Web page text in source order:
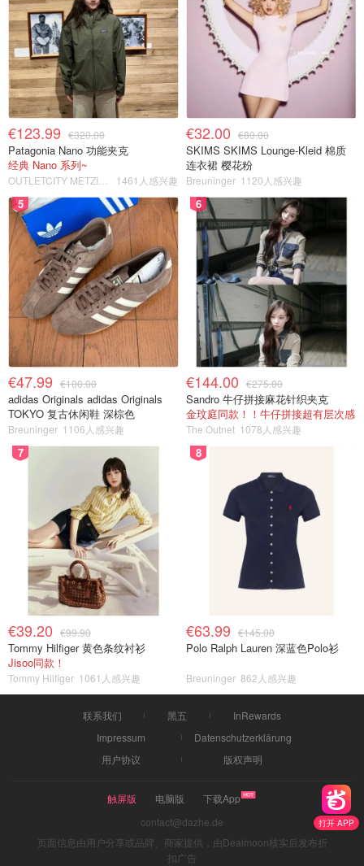
打开 APP
€123.99 €320.00
Patagonia Nano 功能夹克
经典 Nano 系列~
1461人感兴趣
€32.00 €80.00
SKIMS SKIMS Lounge-Kleid 棉质
连衣裙 樱花粉
Breuninger 1120人感兴趣
5
€47.99 €100.00
adidas Originals adidas Originals
TOKYO 复古休闲鞋 深棕色
Breuninger 1106人感兴趣
6
€144.00 €275.00
Sandro 牛仔拼接麻花针织夹克
金玟庭同款！！牛仔拼接超有层次感
The Outnet 1078人感兴趣
7
€39.20 €99.90
Tommy Hilfiger 黄色条纹衬衫
Jisoo同款！
Tommy Hilfiger 1061人感兴趣
8
€63.99 €145.00
Polo Ralph Lauren 深蓝色Polo衫
Breuninger 862人感兴趣
联系我们 黑五
InRewards
Impressum
Datenschutzerklärung
用户协议
版权声明
触屏版 电脑版
下载App
contact@dazhe.de
页面信息由用户分享或品牌、商家提供，由Dealmoon核实后发布折
扣广告